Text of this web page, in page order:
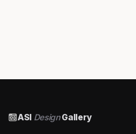
ASI DesignGallery